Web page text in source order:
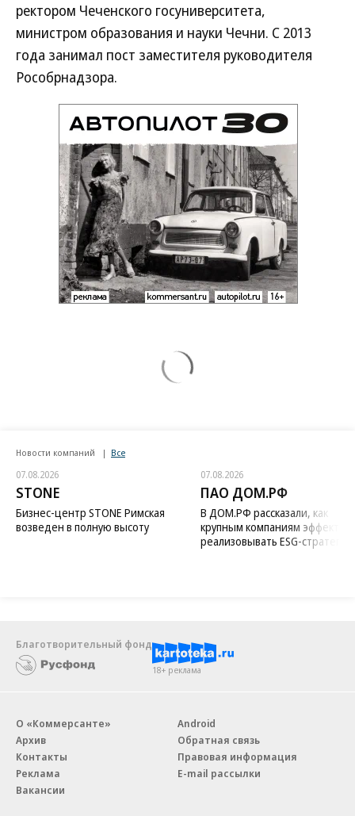
ректором Чеченского госуниверситета,
министром образования и науки Чечни. С 2013
года занимал пост заместителя руководителя
Рособрнадзора.
Новости компаний Все
07.08.2026
STONE
Бизнес-центр STONE Римская
возведен в полную высоту
07.08.2026
ПАО ДОМ.РФ
В ДОМ.РФ рассказали, как
крупным компаниям
реализовывать ESG-стратегию
Благотворительный фонд
18+ реклама
О «Коммерсанте»
Архив
Контакты
Реклама
Вакансии
Android
Обратная связь
Правовая информация
E-mail рассылки